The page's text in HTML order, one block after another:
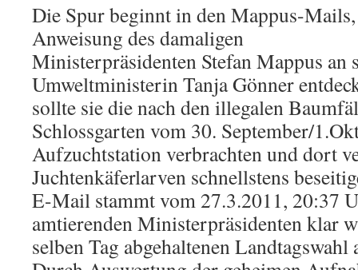
Die Spur beginnt in den Mappus-
Anweisung des damaligen
Ministerpräsidenten Stefan Mappus an
Umweltministerin Tanja Gönner
sollte sie die nach den illegalen
Schlossgarten vom 30. September/
Aufzuchtstation verbrachten und dort
Juchtenkäferlarven schnellstens
E-Mail stammt vom 27.3.2011, 20:37
amtierenden Ministerpräsidenten klar
selben Tag abgehaltenen